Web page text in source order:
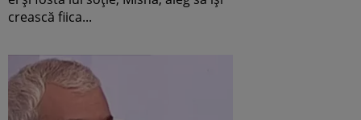
în viața Mayei după divorț
crească fiica...